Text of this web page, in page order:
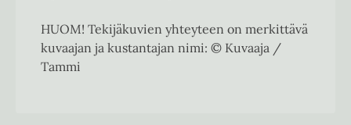
HUOM! Tekijäkuvien yhteyteen on merkittävä
kuvaajan ja kustantajan nimi: © Kuvaaja /
Tammi